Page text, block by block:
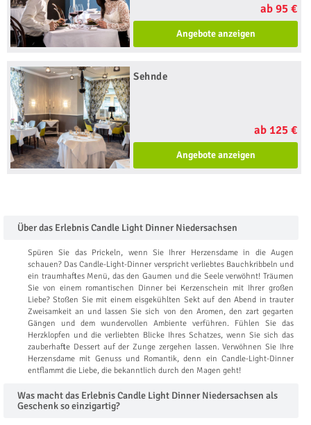
ab 95 €
Angebote anzeigen
Sehnde
ab 125 €
Angebote anzeigen
Über das Erlebnis Candle Light Dinner Niedersachsen
Spüren Sie das Prickeln, wenn Sie Ihrer Herzensdame in die Augen
schauen? Das Candle-Light-Dinner verspricht verliebtes Bauchkribbeln und
ein traumhaftes Menü, das den Gaumen und die Seele verwöhnt! Träumen
Sie von einem romantischen Dinner bei Kerzenschein mit Ihrer großen
Liebe? Stoßen Sie mit einem eisgekühlten Sekt auf den Abend in trauter
Zweisamkeit an und lassen Sie sich von den Aromen, den zart gegarten
Gängen und dem wundervollen Ambiente verführen. Fühlen Sie das
Herzklopfen und die verliebten Blicke Ihres Schatzes, wenn Sie sich das
zauberhafte Dessert auf der Zunge zergehen lassen. Verwöhnen Sie Ihre
Herzensdame mit Genuss und Romantik, denn ein Candle-Light-Dinner
entflammt die Liebe, die bekanntlich durch den Magen geht!
Was macht das Erlebnis Candle Light Dinner Niedersachsen als
Geschenk so einzigartig?